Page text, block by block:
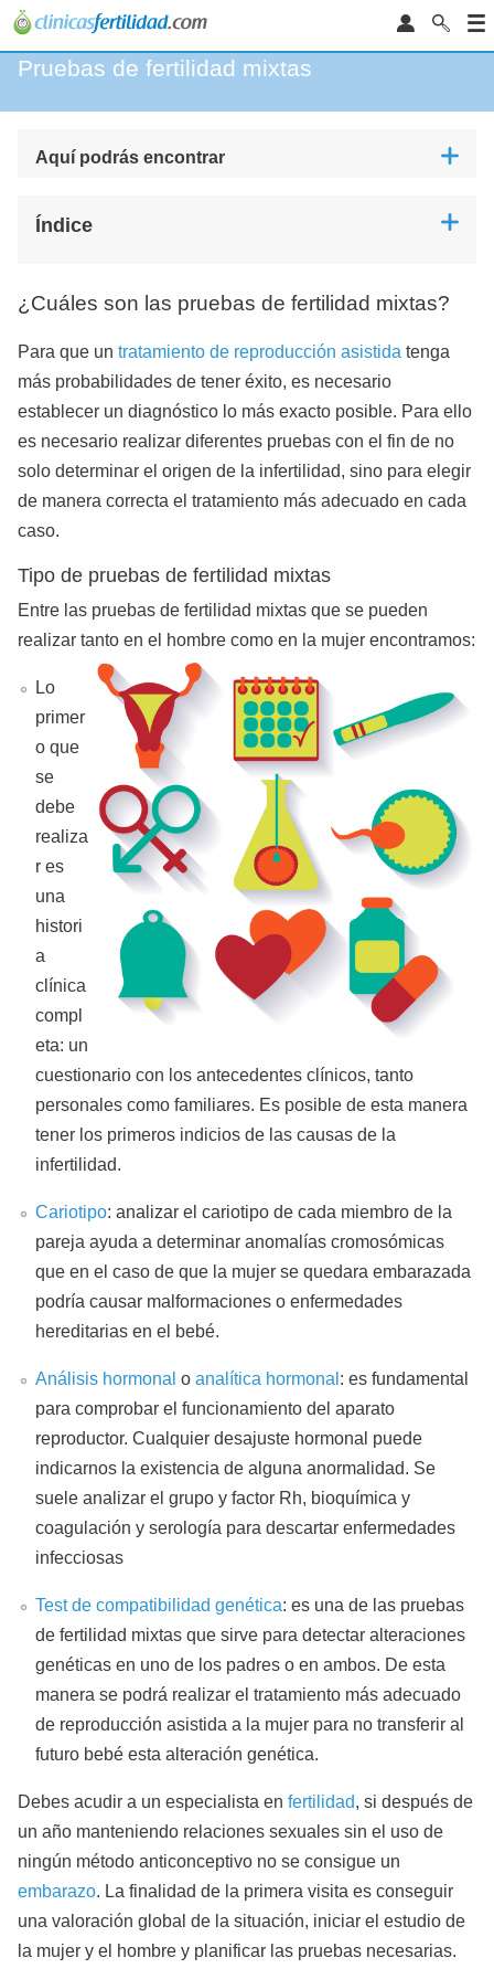
Pruebas de fertilidad mixtas
Aquí podrás encontrar
Índice
¿Cuáles son las pruebas de fertilidad mixtas?
Para que un tratamiento de reproducción asistida tenga
más probabilidades de tener éxito, es necesario
establecer un diagnóstico lo más exacto posible. Para ello
es necesario realizar diferentes pruebas con el fin de no
solo determinar el origen de la infertilidad, sino para elegir
de manera correcta el tratamiento más adecuado en cada
caso.
Tipo de pruebas de fertilidad mixtas
Entre las pruebas de fertilidad mixtas que se pueden
realizar tanto en el hombre como en la mujer encontramos:
Lo
primer
o que
se
debe
realiza
r es
una
histori
a
clínica
compl
eta: un
cuestionario con los antecedentes clínicos, tanto
personales como familiares. Es posible de esta manera
tener los primeros indicios de las causas de la
infertilidad.
Cariotipo: analizar el cariotipo de cada miembro de la
pareja ayuda a determinar anomalías cromosómicas
que en el caso de que la mujer se quedara embarazada
podría causar malformaciones o enfermedades
hereditarias en el bebé.
Análisis hormonal o analítica hormonal : es fundamental
para comprobar el funcionamiento del aparato
reproductor. Cualquier desajuste hormonal puede
indicarnos la existencia de alguna anormalidad. Se
suele analizar el grupo y factor Rh, bioquímica y
coagulación y serología para descartar enfermedades
infecciosas
Test de compatibilidad genética: es una de las pruebas
de fertilidad mixtas que sirve para detectar alteraciones
genéticas en uno de los padres o en ambos. De esta
manera se podrá realizar el tratamiento más adecuado
de reproducción asistida a la mujer para no transferir al
futuro bebé esta alteración genética.
Debes acudir a un especialista en fertilidad, si después de
un año manteniendo relaciones sexuales sin el uso de
ningún método anticonceptivo no se consigue un
embarazo. La finalidad de la primera visita es conseguir
una valoración global de la situación, iniciar el estudio de
la mujer y el hombre y planificar las pruebas necesarias.